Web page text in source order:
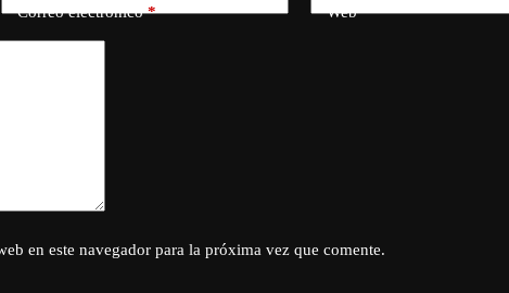
Correo electrónico* Web
en este navegador para la próxima vez que comente.